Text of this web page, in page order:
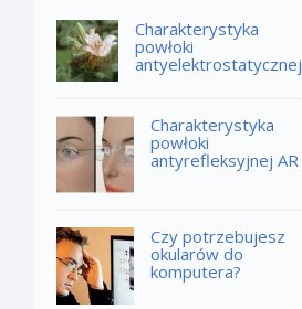
Charakterystyka
powłoki
antyelektrostatycznej
Charakterystyka
powłoki
antyrefleksyjnej AR
Czy potrzebujesz
okularów do
komputera?